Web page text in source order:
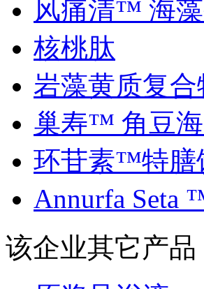
风痛清™ 海
核桃肽
岩藻黄质复
巢寿™ 角豆
环苷素™特膳
Annurfa Seta
该企业其它产品